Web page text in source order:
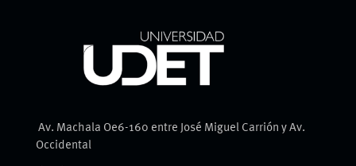
Av. Machala Oe6-160 entre José Miguel Carrión y Av.
Occidental